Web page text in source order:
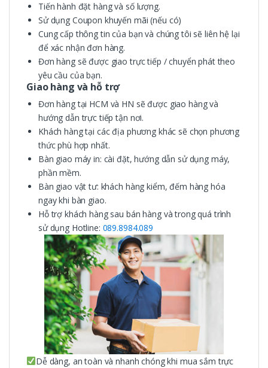
Tiến hành đặt hàng và số lượng.
Sử dụng Coupon khuyến mãi (nếu có)
Cung cấp thông tin của bạn và chúng tôi sẽ liên hệ lại
để xác nhận đơn hàng.
Đơn hàng sẽ được giao trực tiếp / chuyển phát theo
yêu cầu của bạn.
Giao hàng và hỗ trợ
Đơn hàng tại HCM và HN sẽ được giao hàng và
hướng dẫn trực tiếp tận nơi.
Khách hàng tại các địa phương khác sẽ chọn phương
thức phù hợp nhất.
Bàn giao máy in: cài đặt, hướng dẫn sử dụng máy,
phần mềm.
Bàn giao vật tư: khách hàng kiểm, đếm hàng hóa
ngay khi bàn giao.
Hỗ trợ khách hàng sau bán hàng và trong quá trình
sử dụng Hotline: 089.8984.089
Dễ dàng, an toàn và nhanh chóng khi mua sắm trực